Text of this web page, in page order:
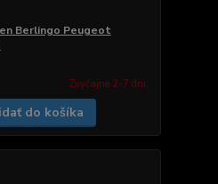
Berlingo Peugeot
Zvyčajne 2-7 dni.
do košíka